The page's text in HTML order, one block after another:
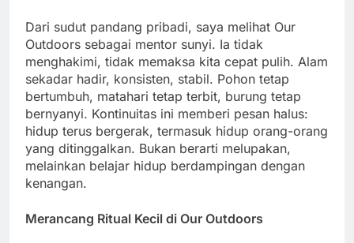
Dari sudut pandang pribadi, saya melihat Our
Outdoors sebagai mentor sunyi. Ia tidak
menghakimi, tidak memaksa kita cepat pulih. Alam
sekadar hadir, konsisten, stabil. Pohon tetap
bertumbuh, matahari tetap terbit, burung tetap
bernyanyi. Kontinuitas ini memberi pesan halus:
hidup terus bergerak, termasuk hidup orang-orang
yang ditinggalkan. Bukan berarti melupakan,
melainkan belajar hidup berdampingan dengan
kenangan.
Merancang Ritual Kecil di Our Outdoors